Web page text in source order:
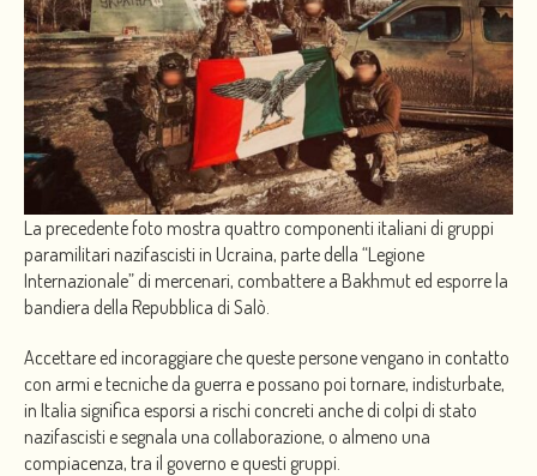
La precedente foto mostra quattro componenti italiani di gruppi
paramilitari nazifascisti in Ucraina, parte della “Legione
Internazionale” di mercenari, combattere a Bakhmut ed esporre la
bandiera della Repubblica di Salò.
Accettare ed incoraggiare che queste persone vengano in contatto
con armi e tecniche da guerra e possano poi tornare, indisturbate,
in Italia significa esporsi a rischi concreti anche di colpi di stato
nazifascisti e segnala una collaborazione, o almeno una
compiacenza, tra il governo e questi gruppi.